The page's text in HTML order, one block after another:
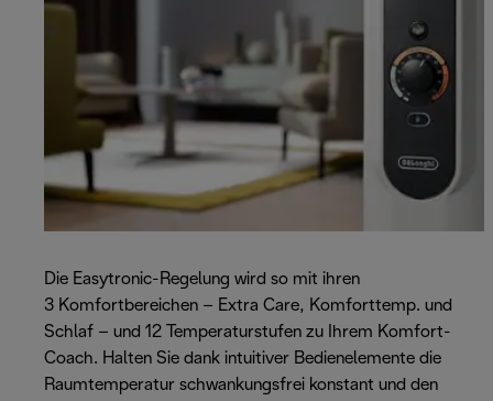
Die Easytronic-Regelung wird so mit ihren
3 Komfortbereichen – Extra Care, Komforttemp. und
Schlaf – und 12 Temperaturstufen zu Ihrem Komfort-
Coach. Halten Sie dank intuitiver Bedienelemente die
Raumtemperatur schwankungsfrei konstant und den